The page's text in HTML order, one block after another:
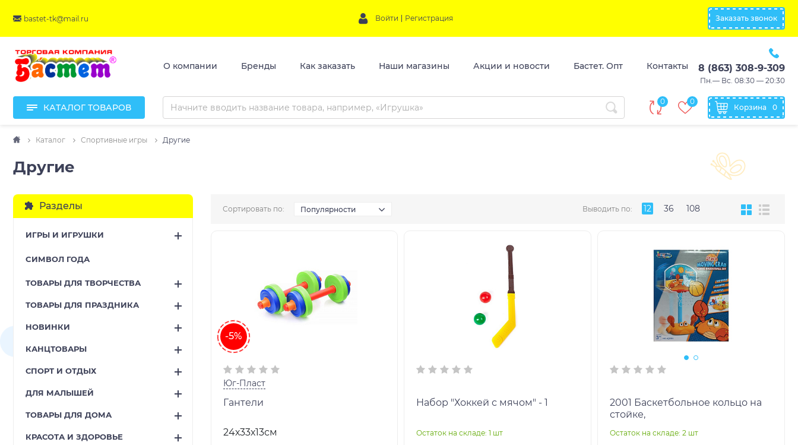
bastet-tk@mail.ru Войти Регистрация Заказать звонок
О компании Бренды Как заказать Наши магазины Акции и новости Бастет. Опт Контакты 8 (863) 308-9-309
Пн.— Вс. 08:30 — 20:30
КАТАЛОГ ТОВАРОВ
0 0
Корзина 0
Каталог Спортивные игры Другие
Другие
Разделы
ИГРЫ И ИГРУШКИ
CИМВОЛ ГОДА
ТОВАРЫ ДЛЯ ТВОРЧЕСТВА
ТОВАРЫ ДЛЯ ПРАЗДНИКА
НОВИНКИ
КАНЦТОВАРЫ
СПОРТ И ОТДЫХ
ДЛЯ МАЛЫШЕЙ
ТОВАРЫ ДЛЯ ДОМА
КРАСОТА И ЗДОРОВЬЕ
Сортировать по: Популярности Выводить по: 12 36 108
-5%
Юг-Пласт
Гантели
24х33х13см
Набор "Хоккей с мячом" - 1
Остаток на складе: 1 шт
2001 Баскетбольное кольцо на
стойке,
Остаток на складе: 2 шт